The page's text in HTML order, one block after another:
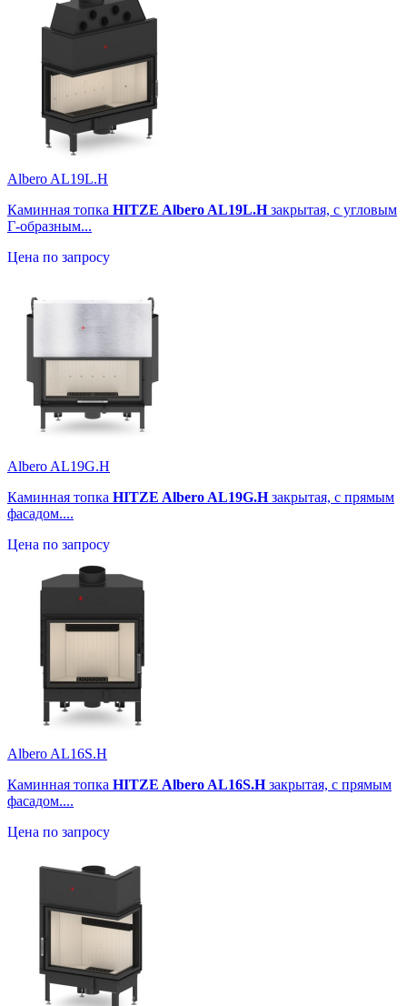
Albero AL19L.H
Каминная топка HITZE Albero AL19L.Hзакрытая, с угловым
Г-образным...
Цена по запросу
Albero AL19G.H
Каминная топка HITZE Albero AL19G.Hзакрытая, с прямым
фасадом....
Цена по запросу
Albero AL16S.H
Каминная топка HITZE Albero AL16S.Hзакрытая, с прямым
фасадом....
Цена по запросу